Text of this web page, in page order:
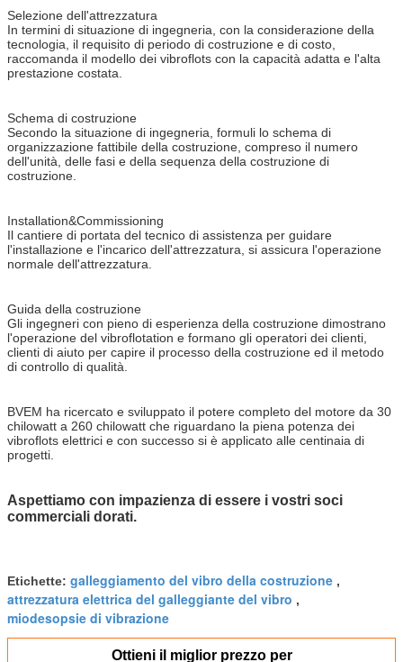
Selezione dell'attrezzatura
In termini di situazione di ingegneria, con la considerazione della
tecnologia, il requisito di periodo di costruzione e di costo,
raccomanda il modello dei vibroflots con la capacità adatta e l'alta
prestazione costata.
Schema di costruzione
Secondo la situazione di ingegneria, formuli lo schema di
organizzazione fattibile della costruzione, compreso il numero
dell'unità, delle fasi e della sequenza della costruzione di
costruzione.
Installation&Commissioning
Il cantiere di portata del tecnico di assistenza per guidare
l'installazione e l'incarico dell'attrezzatura, si assicura l'operazione
normale dell'attrezzatura.
Guida della costruzione
Gli ingegneri con pieno di esperienza della costruzione dimostrano
l'operazione del vibroflotation e formano gli operatori dei clienti,
clienti di aiuto per capire il processo della costruzione ed il metodo
di controllo di qualità.
BVEM ha ricercato e sviluppato il potere completo del motore da 30
chilowatt a 260 chilowatt che riguardano la piena potenza dei
vibroflots elettrici e con successo si è applicato alle centinaia di
progetti.
Aspettiamo con impazienza di essere i vostri soci
commerciali dorati.
Etichette: galleggiamento del vibro della costruzione ,
attrezzatura elettrica del galleggiante del vibro ,
miodesopsie di vibrazione
Ottieni il miglior prezzo per